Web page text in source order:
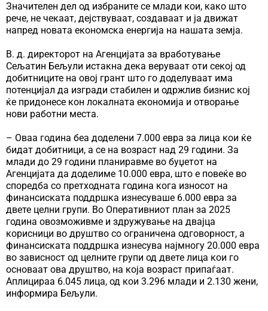
Значителен дел од избраните се млади кои, како што
рече, не чекаат, дејствуваат, создаваат и ја движат
напред новата економска енергија на нашата земја.
В. д. директорот на Агенцијата за вработување
Сељатин Бељули истакна дека веруваат оти секој од
добитниците на овој грант што го доделуваат има
потенцијал да изгради стабилен и одржлив бизнис кој
ќе придонесе кон локалната економија и отворање
нови работни места.
– Оваа година беа доделени 7.000 евра за лица кои ќе
бидат добитници, а се на возраст над 29 години. За
млади до 29 години планиравме во буџетот на
Агенцијата да доделиме 10.000 евра, што е повеќе во
споредба со претходната година кога износот на
финансиската поддршка изнесуваше 6.000 евра за
двете целни групи. Во Оперативниот план за 2025
година овозможивме и здружување на двајца
корисници во друштво со ограничена одговорност, а
финансиската поддршка изнесува најмногу 20.000 евра
во зависност од целните групи од двете лица кои го
основаат ова друштво, на која возраст припаѓаат.
Аплицираа 6.045 лица, од кои 3.296 млади и 2.130 жени,
информира Бељули.